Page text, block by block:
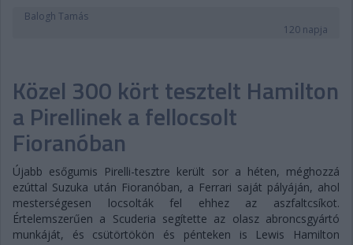
NEMZETKÖZI
DIGITÁLIS MAGAZIN
PONTÁLLÁSOK
Balogh Tamás
120 napja
Közel 300 kört tesztelt Hamilton
a Pirellinek a fellocsolt
Fioranóban
Újabb esőgumis Pirelli-tesztre került sor a héten, méghozzá
ezúttal Suzuka után Fioranóban, a Ferrari saját pályáján, ahol
mesterségesen locsolták fel ehhez az aszfaltcsíkot.
Értelemszerűen a Scuderia segítette az olasz abroncsgyártó
munkáját, és csütörtökön és pénteken is Lewis Hamilton